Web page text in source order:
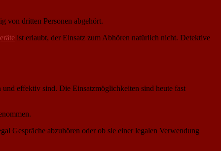
von dritten Personen abgehört.
ist erlaubt, der Einsatz zum Abhören natürlich nicht. Detektive
effektiv sind. Die Einsatzmöglichkeiten sind heute fast
Gespräche abzuhören oder ob sie einer legalen Verwendung